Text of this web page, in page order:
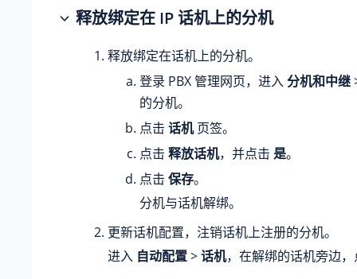
释放绑定在 IP 话机上的分机
释放绑定在话机上的分机。
登录 PBX 管理网页，进入分机和中继
的分机。
点击 话机页签。
点击 释放话机，并点击 是。
点击 保存。
分机与话机解绑。
更新话机配置，注销话机上注册的分机。
进入 自动配置>话机，在解绑的话机旁边